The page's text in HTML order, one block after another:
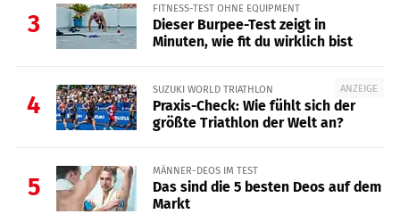
3
FITNESS-TEST OHNE EQUIPMENT
Dieser Burpee-Test zeigt in
Minuten, wie fit du wirklich bist
4
ANZEIGE
SUZUKI WORLD TRIATHLON
Praxis-Check: Wie fühlt sich der
größte Triathlon der Welt an?
5
MÄNNER-DEOS IM TEST
Das sind die 5 besten Deos auf dem
Markt